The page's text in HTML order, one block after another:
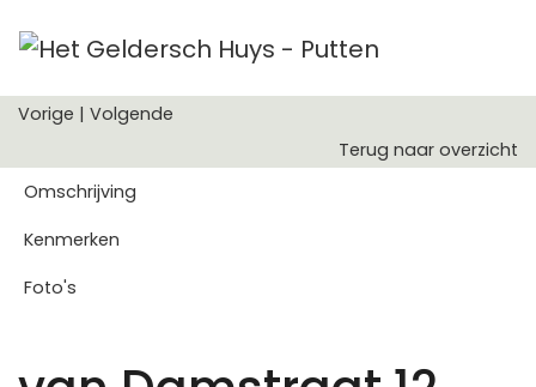
Vorige | Volgende
Terug naar overzicht
Omschrijving
Kenmerken
Foto's